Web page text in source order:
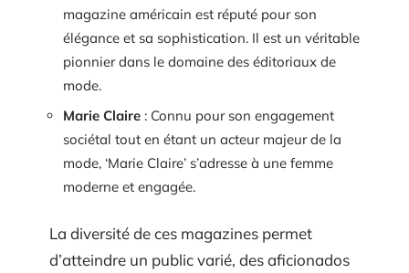
magazine américain est réputé pour son
élégance et sa sophistication. Il est un véritable
pionnier dans le domaine des éditoriaux de
mode.
Marie Claire : Connu pour son engagement
sociétal tout en étant un acteur majeur de la
mode, ‘Marie Claire’ s’adresse à une femme
moderne et engagée.
La diversité de ces magazines permet
d’atteindre un public varié, des aficionados